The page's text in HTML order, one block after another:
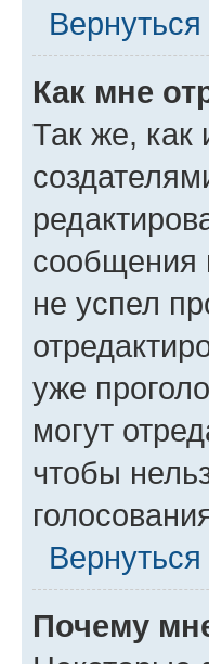
Как мне
Так же, как
сообщения
не успел
уже
могут
чтобы
Почему